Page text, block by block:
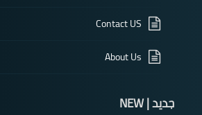
Contact US
About Us
جديد | NEW